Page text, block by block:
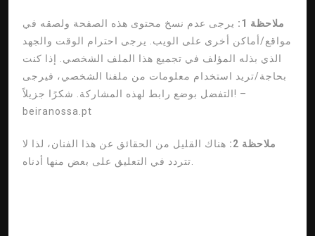
ملاحظة 1:
يرجى عدم نسخ محتوى هذه الصفحة ولصقه في
مواقع/أماكن أخرى على الويب. يرجى احترام الوقت والجهد
الذي بذله المؤلف في تجميع هذا الملف الشخصي. إذا كنت
بحاجة/تريد استخدام معلومات من ملفنا الشخصي، فيرجى
التفضل بوضع رابط لهذه المشاركة. شكرًا جزيلاً! –
beiranossa.pt
ملاحظة 2:
هناك القليل من الحقائق عن هذا الفنان، لذا لا